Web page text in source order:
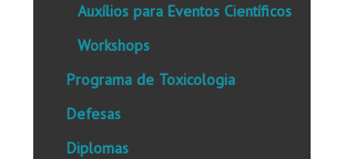
Auxílios para Eventos Científicos
Workshops
Programa de Toxicologia
Defesas
Diplomas